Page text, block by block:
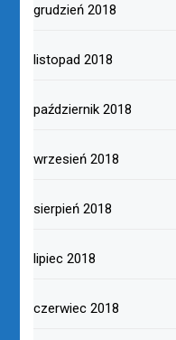
grudzień 2018
listopad 2018
październik 2018
wrzesień 2018
sierpień 2018
lipiec 2018
czerwiec 2018